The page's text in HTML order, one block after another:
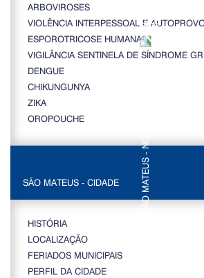
ARBOVIROSES
VIOLÊNCIA INTERPESSOAL E
ESPOROTRICOSE HUMANA
VIGILÂNCIA SENTINELA DE SÍNDROME
DENGUE
CHIKUNGUNYA
ZIKA
OROPOUCHE
SÃO MATEUS - CIDADE
HISTÓRIA
LOCALIZAÇÃO
FERIADOS MUNICIPAIS
PERFIL DA CIDADE